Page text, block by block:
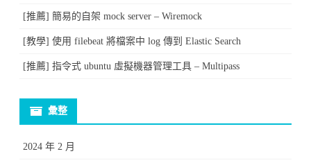
[推薦] 簡易的自架 mock server – Wiremock
[教學] 使用 filebeat 將檔案中 log 傳到 Elastic Search
[推薦] 指令式 ubuntu 虛擬機器管理工具 – Multipass
彙整
2024 年 2 月